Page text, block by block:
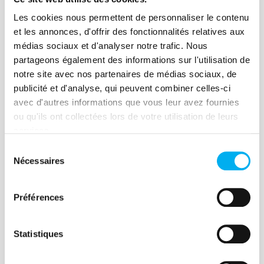
Les cookies nous permettent de personnaliser le contenu
et les annonces, d'offrir des fonctionnalités relatives aux
médias sociaux et d'analyser notre trafic. Nous
partageons également des informations sur l'utilisation de
notre site avec nos partenaires de médias sociaux, de
publicité et d'analyse, qui peuvent combiner celles-ci
avec d'autres informations que vous leur avez fournies
ou qu'ils ont collectées lors de votre utilisation de leurs
Nécessaires
Préférences
Statistiques
Comportements de paiement
des entreprises au 2e
trimestre 2026 : une
amélioration qui masque des
fragilités
07 juillet 2026 Risk management
Les comportements de paiement des
entreprises françaises poursuivent leur
recule à 15,25 jours, confirmant une
entreprises et les PME réduisent leurs
meilleures payeuses, malgré une